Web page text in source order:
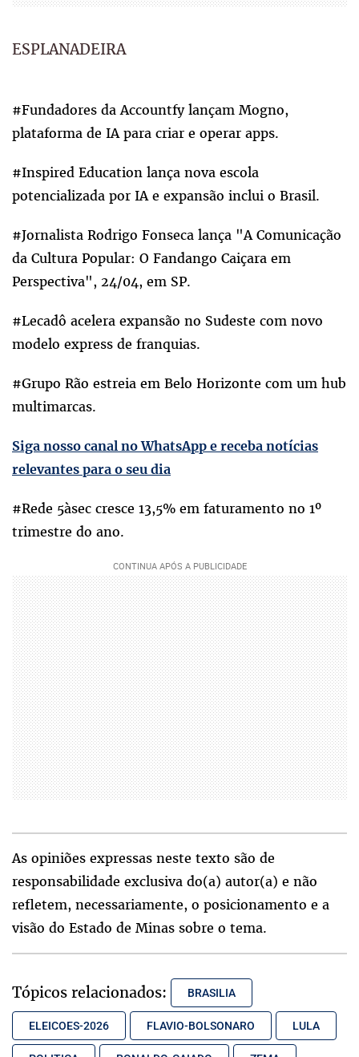
ESPLANADEIRA
#Fundadores da Accountfy lançam Mogno,
plataforma de IA para criar e operar apps.
#Inspired Education lança nova escola
potencializada por IA e expansão inclui o Brasil.
#Jornalista Rodrigo Fonseca lança "A Comunicação
da Cultura Popular: O Fandango Caiçara em
Perspectiva", 24/04, em SP.
#Lecadô acelera expansão no Sudeste com novo
modelo express de franquias.
#Grupo Rão estreia em Belo Horizonte com um hub
multimarcas.
Siga nosso canal no WhatsApp e receba notícias
relevantes para o seu dia
#Rede 5àsec cresce 13,5% em faturamento no 1º
trimestre do ano.
As opiniões expressas neste texto são de
responsabilidade exclusiva do(a) autor(a) e não
refletem, necessariamente, o posicionamento e a
visão do Estado de Minas sobre o tema.
Tópicos relacionados: BRASILIA
ELEICOES-2026 FLAVIO-BOLSONARO LULA